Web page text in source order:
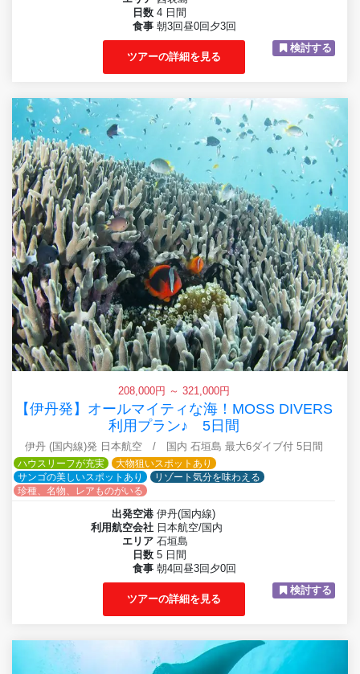
日数 4 日間
食事 朝3回昼0回夕3回
ツアーの詳細を見る
検討する
208,000円 ～ 321,000円
【伊丹発】オールマイティな海！MOSS DIVERS
利用プラン♪ 5日間
伊丹 (国内線)発 日本航空 / 国内 石垣島 最大6ダイブ付 5日間
ハウスリーフが充実
大物狙いスポットあり
サンゴの美しいスポットあり
リゾート気分を味わえる
珍種、名物、レアものがいる
出発空港 伊丹(国内線)
利用航空会社 日本航空/国内
エリア 石垣島
日数 5 日間
食事 朝4回昼3回夕0回
ツアーの詳細を見る
検討する